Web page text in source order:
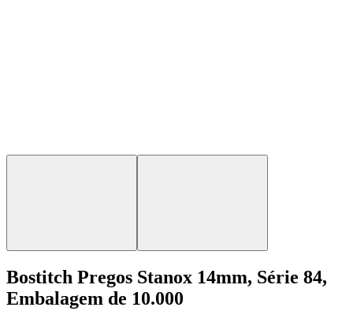
Bostitch Pregos Stanox 14mm, Série 84,
Embalagem de 10.000